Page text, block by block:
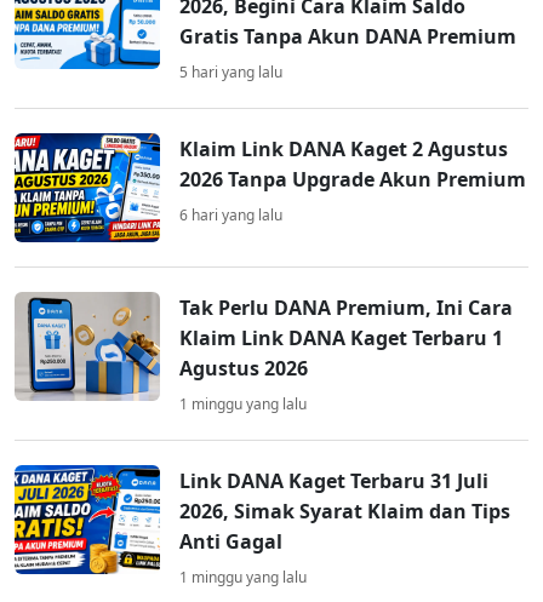
2026, Begini Cara Klaim Saldo
Gratis Tanpa Akun DANA Premium
5 hari yang lalu
Klaim Link DANA Kaget 2 Agustus
2026 Tanpa Upgrade Akun Premium
6 hari yang lalu
Tak Perlu DANA Premium, Ini Cara
Klaim Link DANA Kaget Terbaru 1
Agustus 2026
1 minggu yang lalu
Link DANA Kaget Terbaru 31 Juli
2026, Simak Syarat Klaim dan Tips
Anti Gagal
1 minggu yang lalu